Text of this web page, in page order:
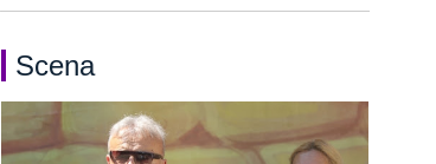
Scena